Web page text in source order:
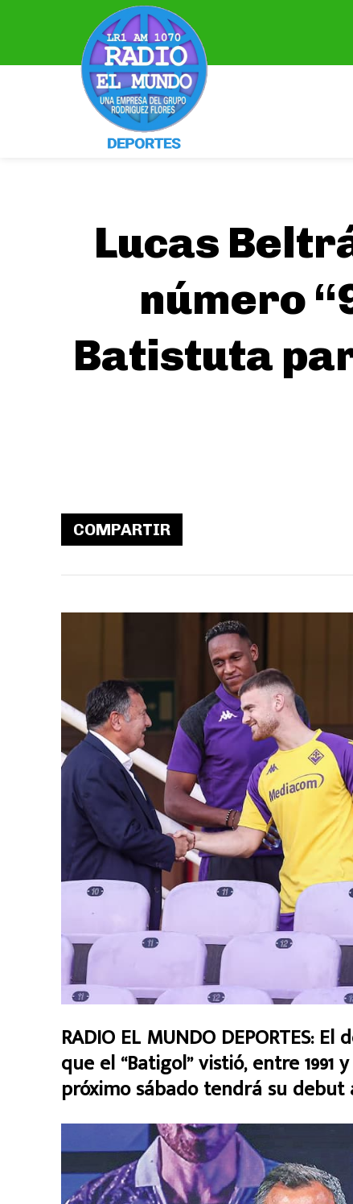
Lucas
número
Batistuta
COMPARTIR
RADIO EL MUNDO DEPORTES:
que el “Batigol” vistió, entre 1991
próximo sábado tendrá su debut